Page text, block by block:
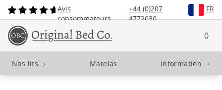
Avis
consommateurs
+44 (0)207
4772030
FR
0
Nos lits + Matelas Information +